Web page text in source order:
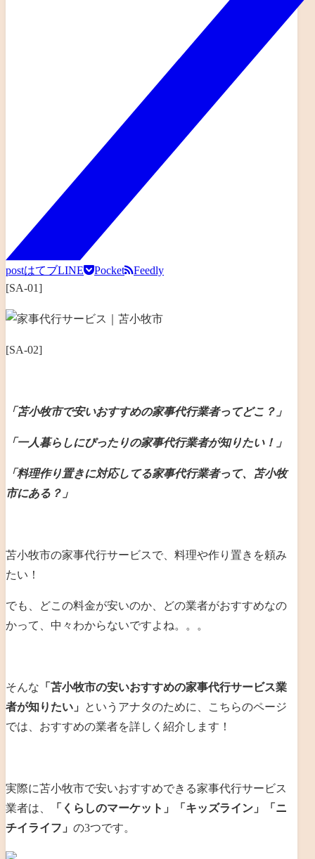
postはてブLINE Pocket
Feedly
[SA-01]
[SA-02]
「苫小牧市で安いおすすめの家事代行業者ってどこ？」
「一人暮らしにぴったりの家事代行業者が知りたい！」
「料理作り置きに対応してる家事代行業者って、苫小牧
市にある？」
苫小牧市の家事代行サービスで、料理や作り置きを頼み
たい！
でも、どこの料金が安いのか、どの業者がおすすめなの
かって、中々わからないですよね。。。
そんな 「苫小牧市の安いおすすめの家事代行サービス業
者が知りたい」
というアナタのために、こちらのページ
では、おすすめの業者を詳しく紹介します！
実際に苫小牧市で安いおすすめできる家事代行サービス
業者は、
「くらしのマーケット」「キッズライン」「ニ
チイライフ」 の3つです。